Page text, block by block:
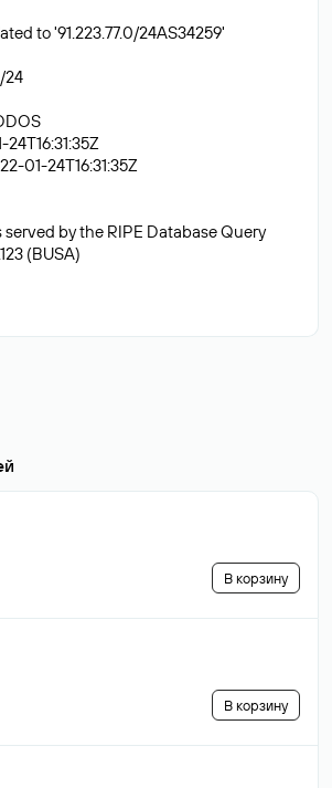
to '91.223.77.0/24AS34259'
24
01-24T16:31:35Z
served by the RIPE Database Query
(BUSA)
В корзину
В корзину